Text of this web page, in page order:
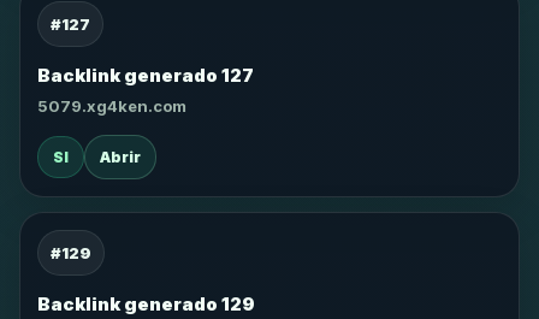
#127
Backlink generado 127
5079.xg4ken.com
SI Abrir
#129
Backlink generado 129